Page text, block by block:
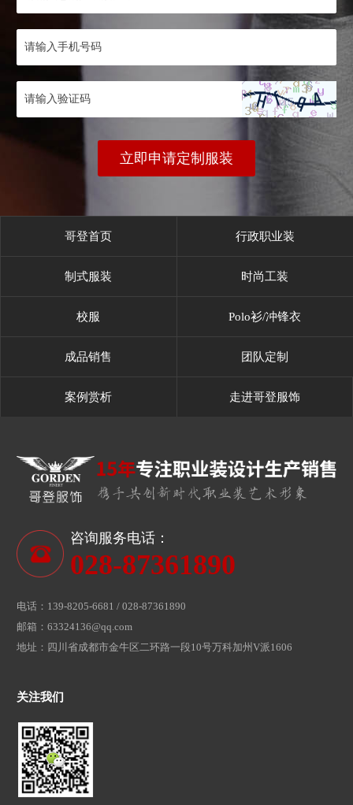
立即申请定制服装
哥登首页 行政职业装
制式服装 时尚工装
校服 Polo衫/冲锋衣
成品销售 团队定制
案例赏析 走进哥登服饰
咨询服务电话：
028-87361890
电话：139-8205-6681 / 028-87361890
邮箱：63324136@qq.com
地址：四川省成都市金牛区二环路一段10号万科加州V派1606
关注我们